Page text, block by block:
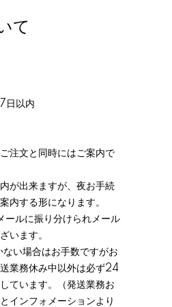
て
日以内
注文と同時にはご案内で
が出来ますが、夜お手続
内する形になります。
ールに振り分けられメール
います。
ない場合はお手数ですがお
業務休み中以外は必ず24
ています。（発送業務お
インフォメーションより